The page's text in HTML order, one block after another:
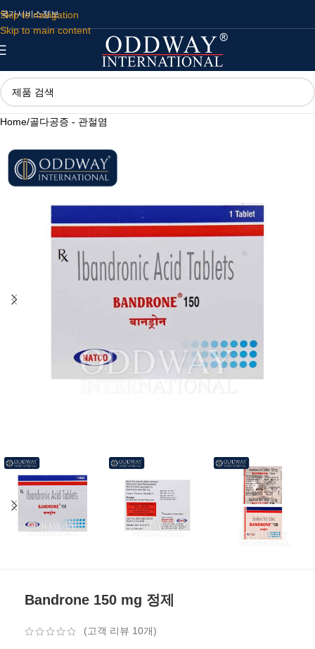
Skip to navigation
Skip to main content
국가서비스정보
Home/골다공증 - 관절염
Bandrone 150 mg 정제
(고객 리뷰 10개)